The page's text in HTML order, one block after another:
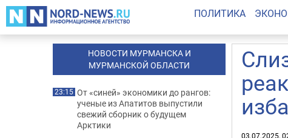
ПОЛИТИКА
03.07.2025,
НОВОСТИ МУРМАНСКА И
МУРМАНСКОЙ ОБЛАСТИ
23:15 От «синей» экономики до рангов:
ученые из Апатитов выпустили
свежий сборник о будущем
Арктики